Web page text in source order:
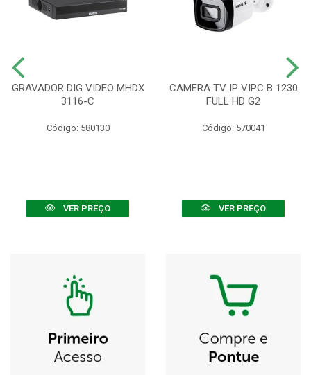
GRAVADOR DIG VIDEO MHDX
3116-C
Código: 580130
VER PREÇO
CAMERA TV IP VIPC B 1230
FULL HD G2
Código: 570041
VER PREÇO